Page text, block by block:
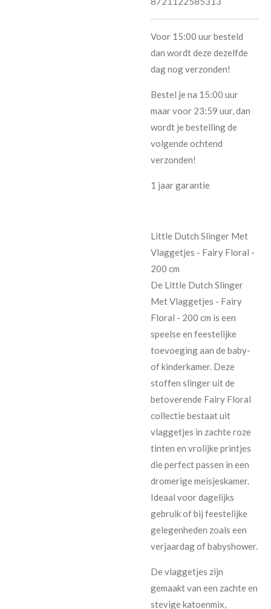
Voor 15:00 uur besteld
dan wordt deze dezelfde
dag nog verzonden!
Bestel je na 15:00 uur
maar voor 23:59 uur, dan
wordt je bestelling de
volgende ochtend
verzonden!
1 jaar garantie
Little Dutch Slinger Met
Vlaggetjes - Fairy Floral -
200 cm
De Little Dutch Slinger
Met Vlaggetjes - Fairy
Floral - 200 cm is een
speelse en feestelijke
toevoeging aan de baby-
of kinderkamer. Deze
stoffen slinger uit de
betoverende Fairy Floral
collectie bestaat uit
vlaggetjes in zachte roze
tinten en vrolijke printjes
die perfect passen in een
dromerige meisjeskamer.
Ideaal voor dagelijks
gebruik of bij feestelijke
gelegenheden zoals een
verjaardag of babyshower.
De vlaggetjes zijn
gemaakt van een zachte en
stevige katoenmix,